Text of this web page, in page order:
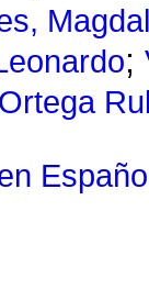
;
Ortega